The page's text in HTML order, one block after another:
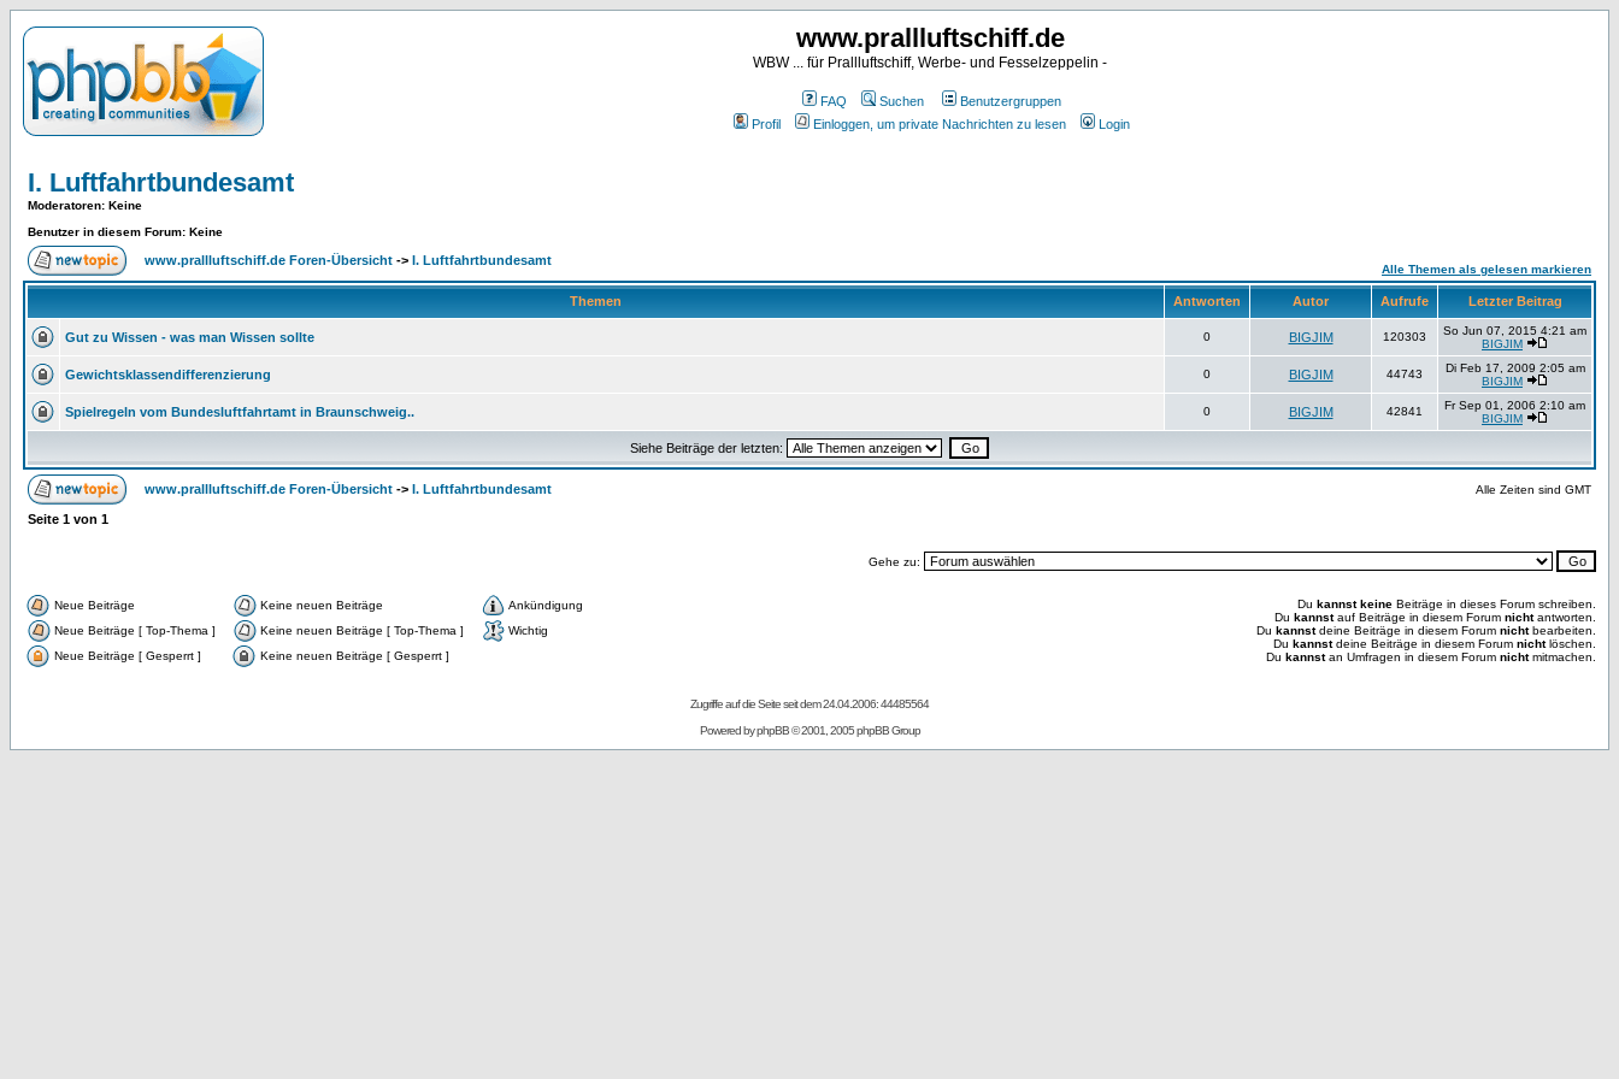
www.prallluftschiff.de
WBW ... für Prallluftschiff, Werbe- und Fesselzeppelin -
FAQ Suchen
Benutzergruppen
Profil
Einloggen, um private Nachrichten zu lesen Login
I. Luftfahrtbundesamt
Moderatoren: Keine
Benutzer in diesem Forum: Keine
www.prallluftschiff.de Foren-Übersicht -> I. Luftfahrtbundesamt
Alle Themen als gelesen markieren
Themen Antworten Autor Aufrufe Letzter Beitrag
Gut zu Wissen - was man Wissen sollte 0 BIGJIM 120303
So Jun 07, 2015 4:21 am
BIGJIM
Gewichtsklassendifferenzierung 0 BIGJIM 44743
Di Feb 17, 2009 2:05 am
BIGJIM
Spielregeln vom Bundesluftfahrtamt in Braunschweig.. 0 BIGJIM 42841
Fr Sep 01, 2006 2:10 am
BIGJIM
Siehe Beiträge der letzten:
www.prallluftschiff.de Foren-Übersicht -> I. Luftfahrtbundesamt Alle Zeiten sind GMT
Seite 1 von 1
Gehe zu:
Neue Beiträge Keine neuen Beiträge
Ankündigung
Neue Beiträge [ Top-Thema ]
Keine neuen Beiträge [ Top-Thema ]
Wichtig
Neue Beiträge [ Gesperrt ]
Keine neuen Beiträge [ Gesperrt ]
Du kannst keine Beiträge in dieses Forum schreiben.
Du kannstauf Beiträge in diesem Forum nichtantworten.
Du kannstdeine Beiträge in diesem Forum nichtbearbeiten.
Du kannstdeine Beiträge in diesem Forum nichtlöschen.
Du kannstan Umfragen in diesem Forum nichtmitmachen.
Zugriffe auf die Seite seit dem 24.04.2006: 44485564
Powered byphpBB© 2001, 2005 phpBB Group